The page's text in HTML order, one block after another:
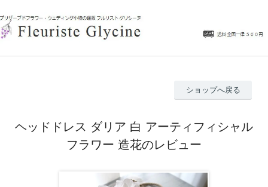
ショップへ戻る
ヘッドドレス ダリア 白 アーティフィシャル
フラワー 造花のレビュー